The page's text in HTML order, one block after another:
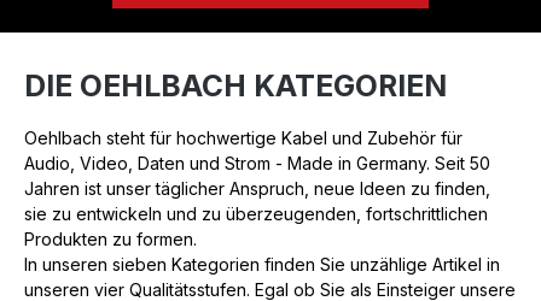
DIE OEHLBACH KATEGORIEN
Oehlbach steht für hochwertige Kabel und Zubehör für
Audio, Video, Daten und Strom - Made in Germany. Seit 50
Jahren ist unser täglicher Anspruch, neue Ideen zu finden,
sie zu entwickeln und zu überzeugenden, fortschrittlichen
Produkten zu formen.
In unseren sieben Kategorien finden Sie unzählige Artikel in
unseren vier Qualitätsstufen. Egal ob Sie als Einsteiger unsere